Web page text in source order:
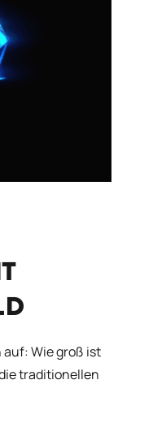
auf: Wie groß ist
traditionellen